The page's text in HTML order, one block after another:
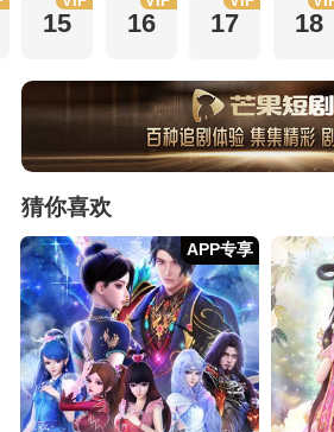
15 16 17 18
猜你喜欢
APP专享